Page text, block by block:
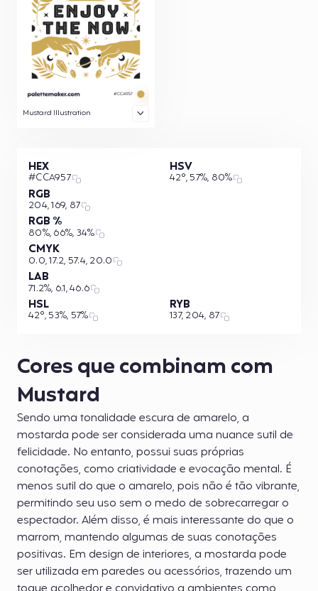
Mustard Illustration
Cores que combinam com
Mustard
Sendo uma tonalidade escura de amarelo, a
mostarda pode ser considerada uma nuance sutil de
felicidade. No entanto, possui suas próprias
conotações, como criatividade e evocação mental. É
menos sutil do que o amarelo, pois não é tão vibrante,
permitindo seu uso sem o medo de sobrecarregar o
espectador. Além disso, é mais interessante do que o
marrom, mantendo algumas de suas conotações
positivas. Em design de interiores, a mostarda pode
ser utilizada em paredes ou acessórios, trazendo um
HEX
#CCA957
RGB
204, 169, 87
RGB %
80%, 66%, 34%
CMYK
0.0, 17.2, 57.4, 20.0
LAB
71.2%, 6.1, 46.6
HSL
42°, 53%, 57%
HSV
42°, 57%, 80%
RYB
137, 204, 87